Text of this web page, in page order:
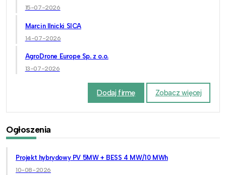
15-07-2026
Marcin Ilnicki SICA
14-07-2026
AgroDrone Europe Sp. z o.o.
13-07-2026
Dodaj firmę Zobacz więcej
Ogłoszenia
Projekt hybrydowy PV 5MW + BESS 4 MW/10 MWh
10-08-2026